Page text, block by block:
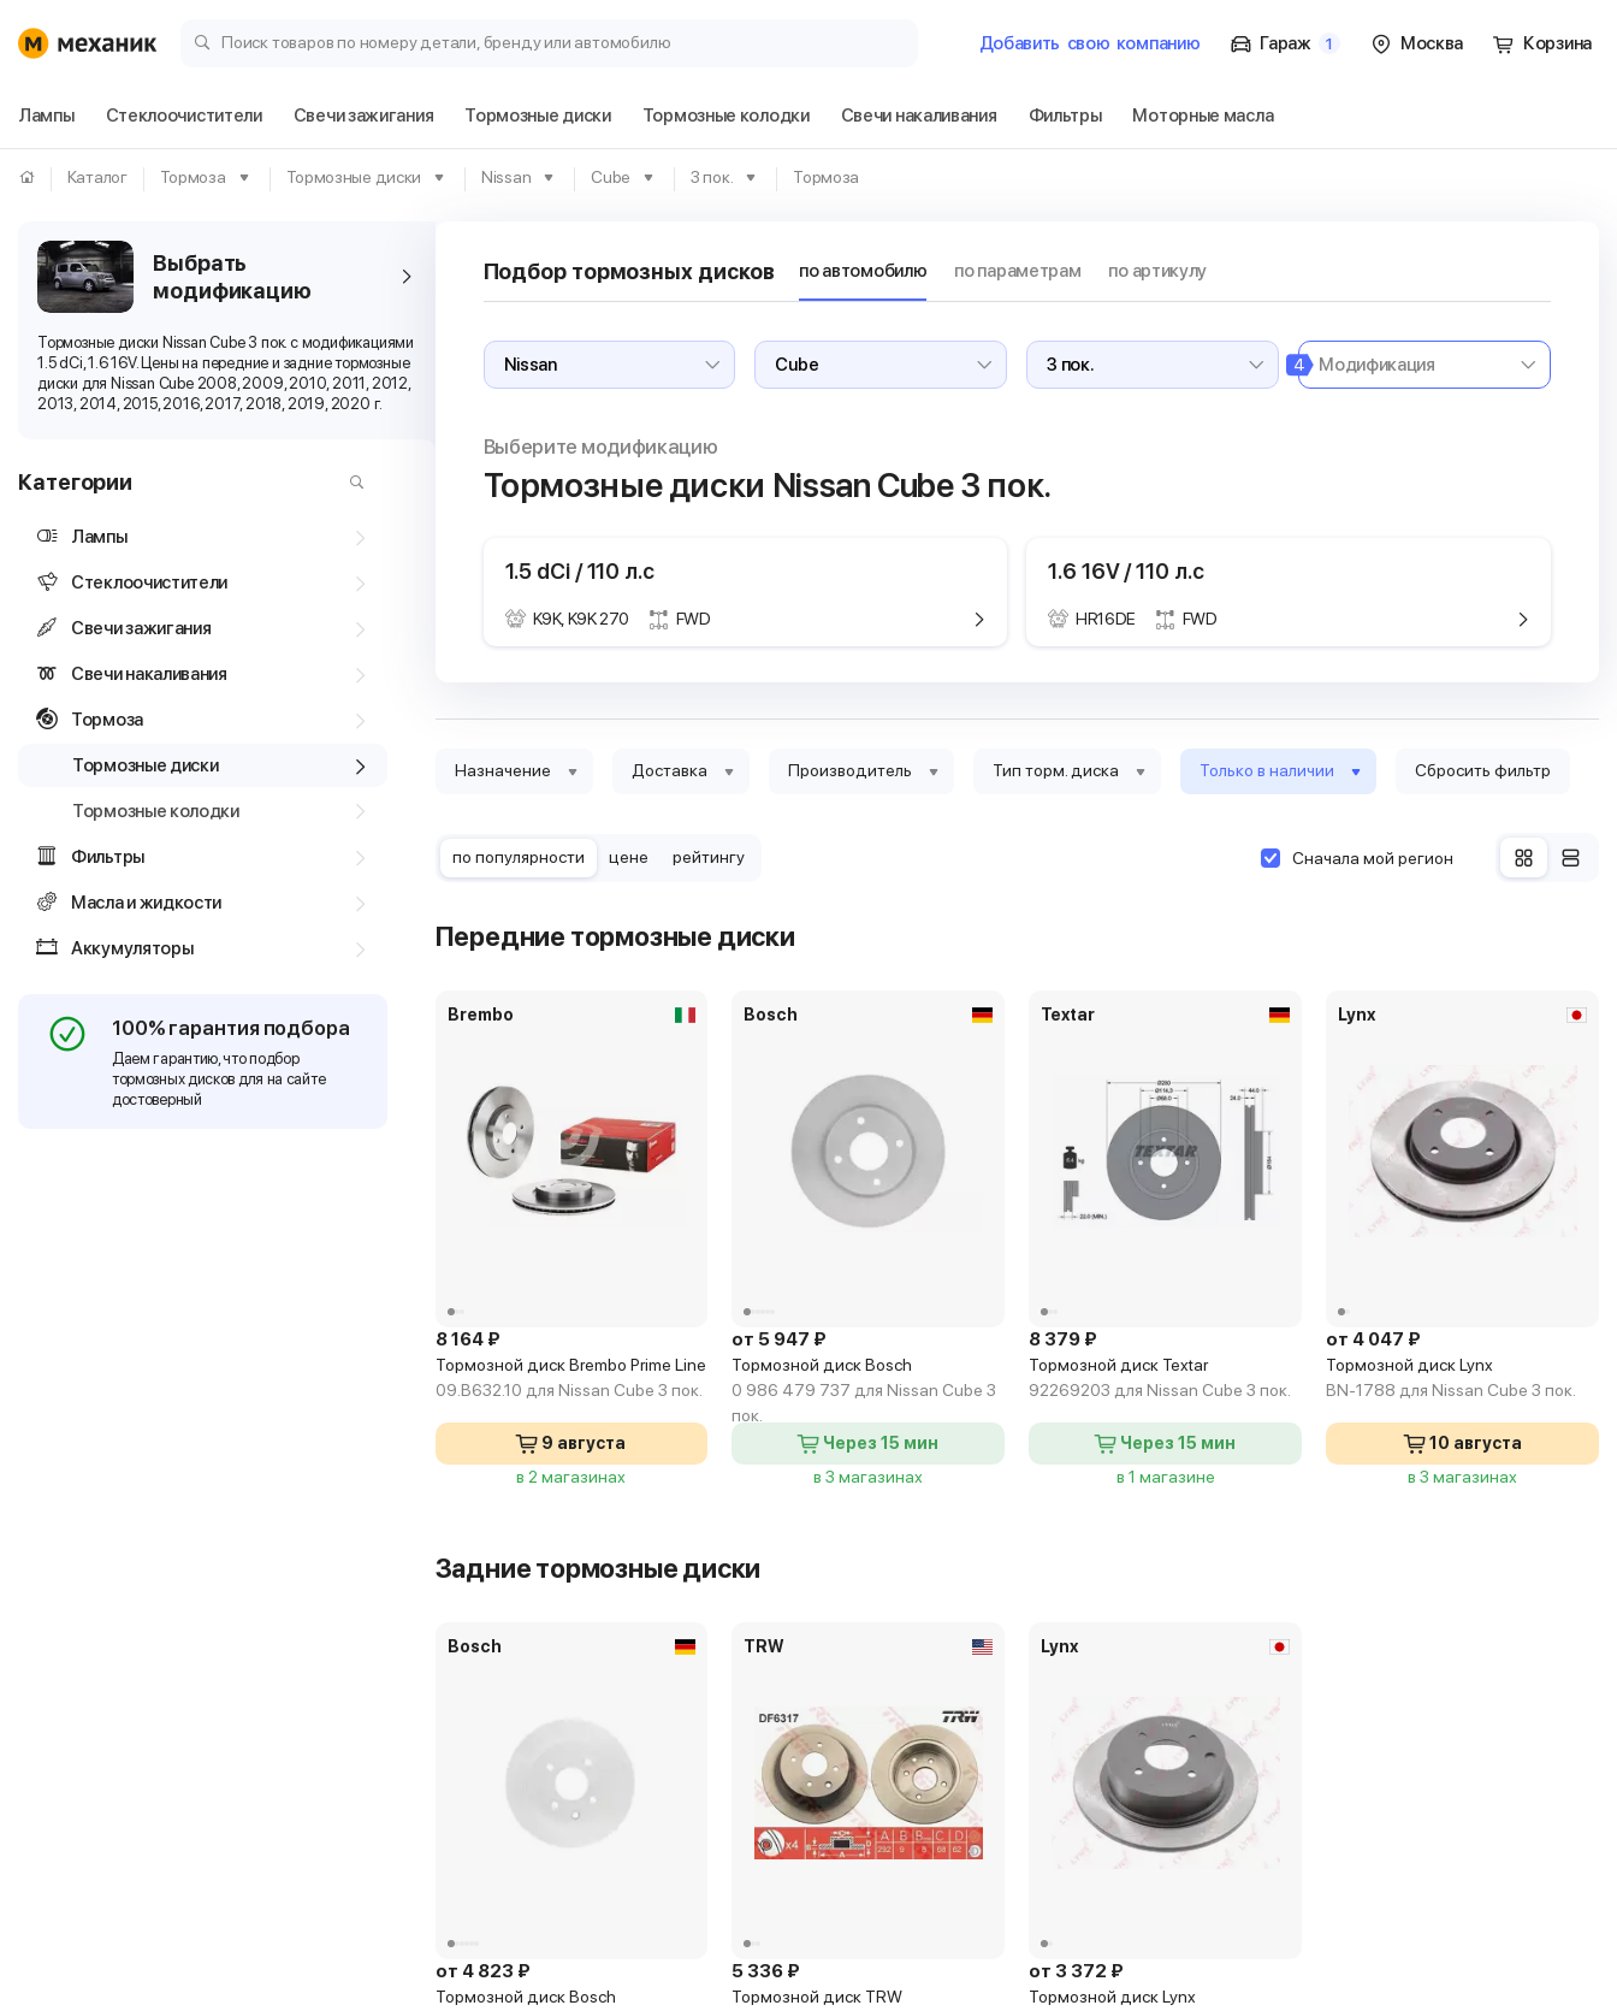
Поиск товаров по номеру детали, бренду или автомобилю Добавить свою компанию Гараж 1
Гараж
Москва Корзина
Лампы Стеклоочистители Свечи зажигания Тормозные диски Тормозные колодки Свечи накаливания Фильтры Моторные масла
Каталог Тормоза Тормозные диски Nissan Cube 3 пок. Тормоза
Выбрать
модификацию
Тормозные диски Nissan Cube 3 пок. с модификациями
1.5 dCi, 1.6 16V. Цены на передние и задние тормозные
диски для Nissan Cube 2008, 2009, 2010, 2011, 2012,
2013, 2014, 2015, 2016, 2017, 2018, 2019, 2020 г.
Категории
Лампы
Стеклоочистители
Свечи зажигания
Свечи накаливания
Тормоза
Тормозные диски
Тормозные колодки
Фильтры
Масла и жидкости
Аккумуляторы
100% гарантия подбора
Даем гарантию, что подбор
тормозных дисков для на сайте
достоверный
Подбор тормозных дисков по автомобилю по параметрам по артикулу
4
Выберите модификацию
Тормозные диски Nissan Cube3 пок.
1.5 dCi / 110 л.с
K9K, K9K 270 FWD
Технические характеристики
1.5 dCi
Годы выпуска
2010.03 -
Тип платформы
Наклонная задняя
Z12
1.6 16V / 110 л.с
HR16DE FWD
Технические характеристики
Годы выпуска
2009.08 -
Наклонная задняя
Код кузова
Назначение Доставка Производитель Тип торм. диска Только в наличии Сбросить фильтр
по популярности цене рейтингу Сначала мой регион
Передние тормозные диски
Brembo
8 164 ₽
Тормозной диск Brembo Prime Line
09.B632.10 для Nissan Cube 3 пок.
9 августа
в 2 магазинах
Bosch
от 5 947 ₽
Тормозной диск Bosch
0 986 479 737 для Nissan Cube 3
пок.
Через 15 мин
в 3 магазинах
Textar
8 379 ₽
Тормозной диск Textar
92269203 для Nissan Cube 3 пок.
Через 15 мин
в 1 магазине
Lynx
от 4 047 ₽
Тормозной диск Lynx
BN-1788 для Nissan Cube 3 пок.
10 августа
в 3 магазинах
Задние тормозные диски
Bosch
от 4 823 ₽
Тормозной диск Bosch
TRW
5 336 ₽
Тормозной диск TRW
Lynx
от 3 372 ₽
Тормозной диск Lynx